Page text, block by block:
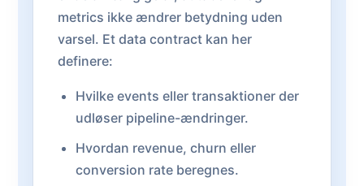
metrics ikke ændrer betydning uden
varsel. Et data contract kan her
definere:
Hvilke events eller transaktioner der
udløser pipeline-ændringer.
Hvordan revenue, churn eller
conversion rate beregnes.